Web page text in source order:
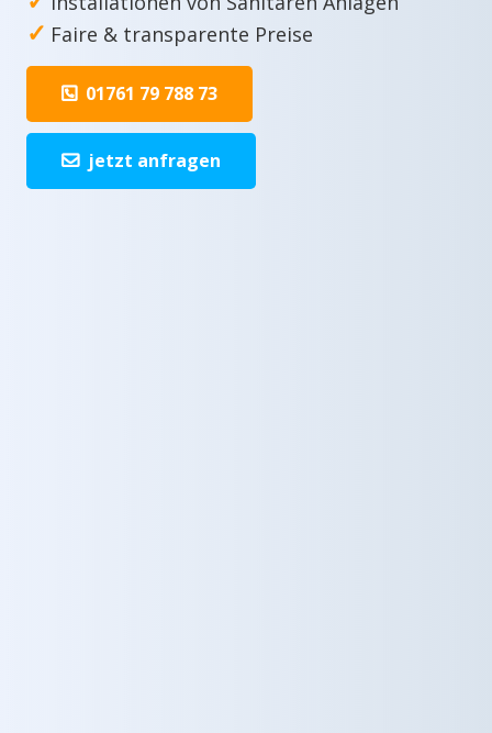
✓ Faire & transparente Preise
01761 79 788 73
jetzt anfragen